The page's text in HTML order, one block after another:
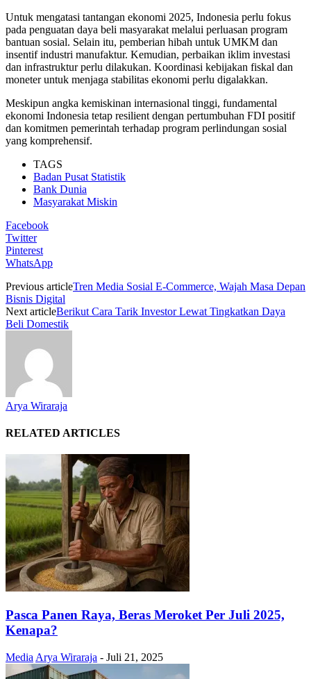
Untuk mengatasi tantangan ekonomi 2025, Indonesia perlu fokus
pada penguatan daya beli masyarakat melalui perluasan program
bantuan sosial. Selain itu, pemberian hibah untuk UMKM dan
insentif industri manufaktur. Kemudian, perbaikan iklim investasi
dan infrastruktur perlu dilakukan. Koordinasi kebijakan fiskal dan
moneter untuk menjaga stabilitas ekonomi perlu digalakkan.
Meskipun angka kemiskinan internasional tinggi, fundamental
ekonomi Indonesia tetap resilient dengan pertumbuhan FDI positif
dan komitmen pemerintah terhadap program perlindungan sosial
yang komprehensif.
TAGS
Badan Pusat Statistik
Bank Dunia
Masyarakat Miskin
Facebook
Twitter
Pinterest
WhatsApp
Previous articleTren Media Sosial E-Commerce, Wajah Masa Depan
Bisnis Digital
Next articleBerikut Cara Tarik Investor Lewat Tingkatkan Daya
Beli Domestik
Arya Wiraraja
RELATED ARTICLES
Pasca Panen Raya, Beras Meroket Per Juli 2025,
Kenapa?
Media Arya Wiraraja - Juli 21, 2025